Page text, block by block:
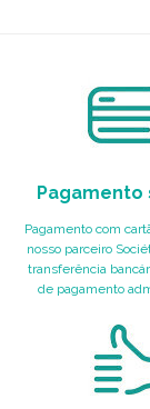
Pagamento
Pagamento com
nosso parceiro
transferência
de pagamento